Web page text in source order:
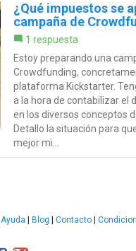
¿Qué impuestos se
campaña de
1 respuesta
Estoy preparando una
Crowdfunding,
plataforma Kickstarter.
a la hora de contabilizar el
en los diversos conceptos
Detallo la situación para
mejor mi...
Ayuda Blog Contacto